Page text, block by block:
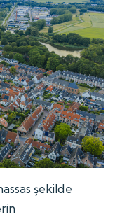
şekilde